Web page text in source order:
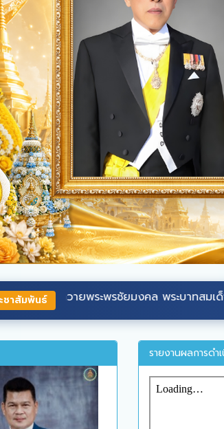
ชาสัมพันธ์
วายพระพรชัยมงคลพระบาทสมเด็จพระเจ้าอยู่หั
รายงานผลการดำ